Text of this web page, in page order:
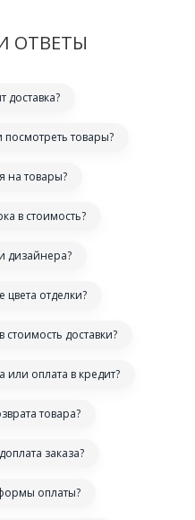
ОТВЕТЫ
доставка?
товары?
на товары?
в стоимость?
дизайнера?
цвета отделки?
доставки?
или оплата в кредит?
товара?
заказа?
оплаты?